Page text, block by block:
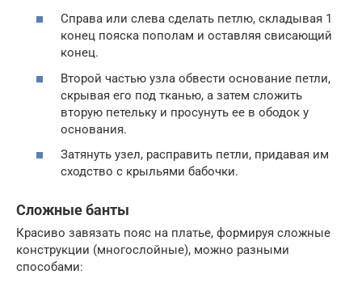
Справа или слева сделать петлю, складывая 1
конец пояска пополам и оставляя свисающий
конец.
Второй частью узла обвести основание петли,
скрывая его под тканью, а затем сложить
вторую петельку и просунуть ее в ободок у
основания.
Затянуть узел, расправить петли, придавая им
сходство с крыльями бабочки.
Сложные банты
Красиво завязать пояс на платье, формируя сложные
конструкции (многослойные), можно разными
способами: